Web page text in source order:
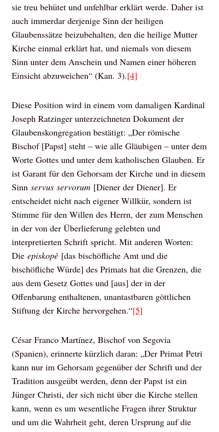
sie treu behütet und unfehlbar erklärt werde. Daher ist
auch immerdar derjenige Sinn der heiligen
Glaubenssätze beizubehalten, den die heilige Mutter
Kirche einmal erklärt hat, und niemals von diesem
Sinn unter dem Anschein und Namen einer höheren
Einsicht abzuweichen“ (Kan. 3).[4]
Diese Position wird in einem vom damaligen Kardinal
Joseph Ratzinger unterzeichneten Dokument der
Glaubenskongregation bestätigt: „Der römische
Bischof [Papst] steht – wie alle Gläubigen – unter dem
Worte Gottes und unter dem katholischen Glauben. Er
ist Garant für den Gehorsam der Kirche und in diesem
Sinn servus servorum [Diener der Diener]. Er
entscheidet nicht nach eigener Willkür, sondern ist
Stimme für den Willen des Herrn, der zum Menschen
in der von der Überlieferung gelebten und
interpretierten Schrift spricht. Mit anderen Worten:
Die episkopè [das bischöfliche Amt und die
bischöfliche Würde] des Primats hat die Grenzen, die
aus dem Gesetz Gottes und [aus] der in der
Offenbarung enthaltenen, unantastbaren göttlichen
Stiftung der Kirche hervorgehen.“[5]
César Franco Martínez, Bischof von Segovia
(Spanien), erinnerte kürzlich daran: „Der Primat Petri
kann nur im Gehorsam gegenüber der Schrift und der
Tradition ausgeübt werden, denn der Papst ist ein
Jünger Christi, der sich nicht über die Kirche stellen
kann, wenn es um wesentliche Fragen ihrer Struktur
und um die Wahrheit geht, deren Ursprung auf die